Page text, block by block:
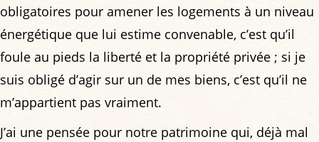
obligatoires pour amener les logements à un niveau
énergétique que lui estime convenable, c’est qu’il
foule au pieds la liberté et la propriété privée ; si je
suis obligé d’agir sur un de mes biens, c’est qu’il ne
m’appartient pas vraiment.
J’ai une pensée pour notre patrimoine qui, déjà mal